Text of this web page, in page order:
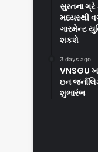
સુરતના
મધ્યસ્થી
ગારમેન્ટ
શકશે
3 days ago
VNSGU
ઇન
શુભારંભ